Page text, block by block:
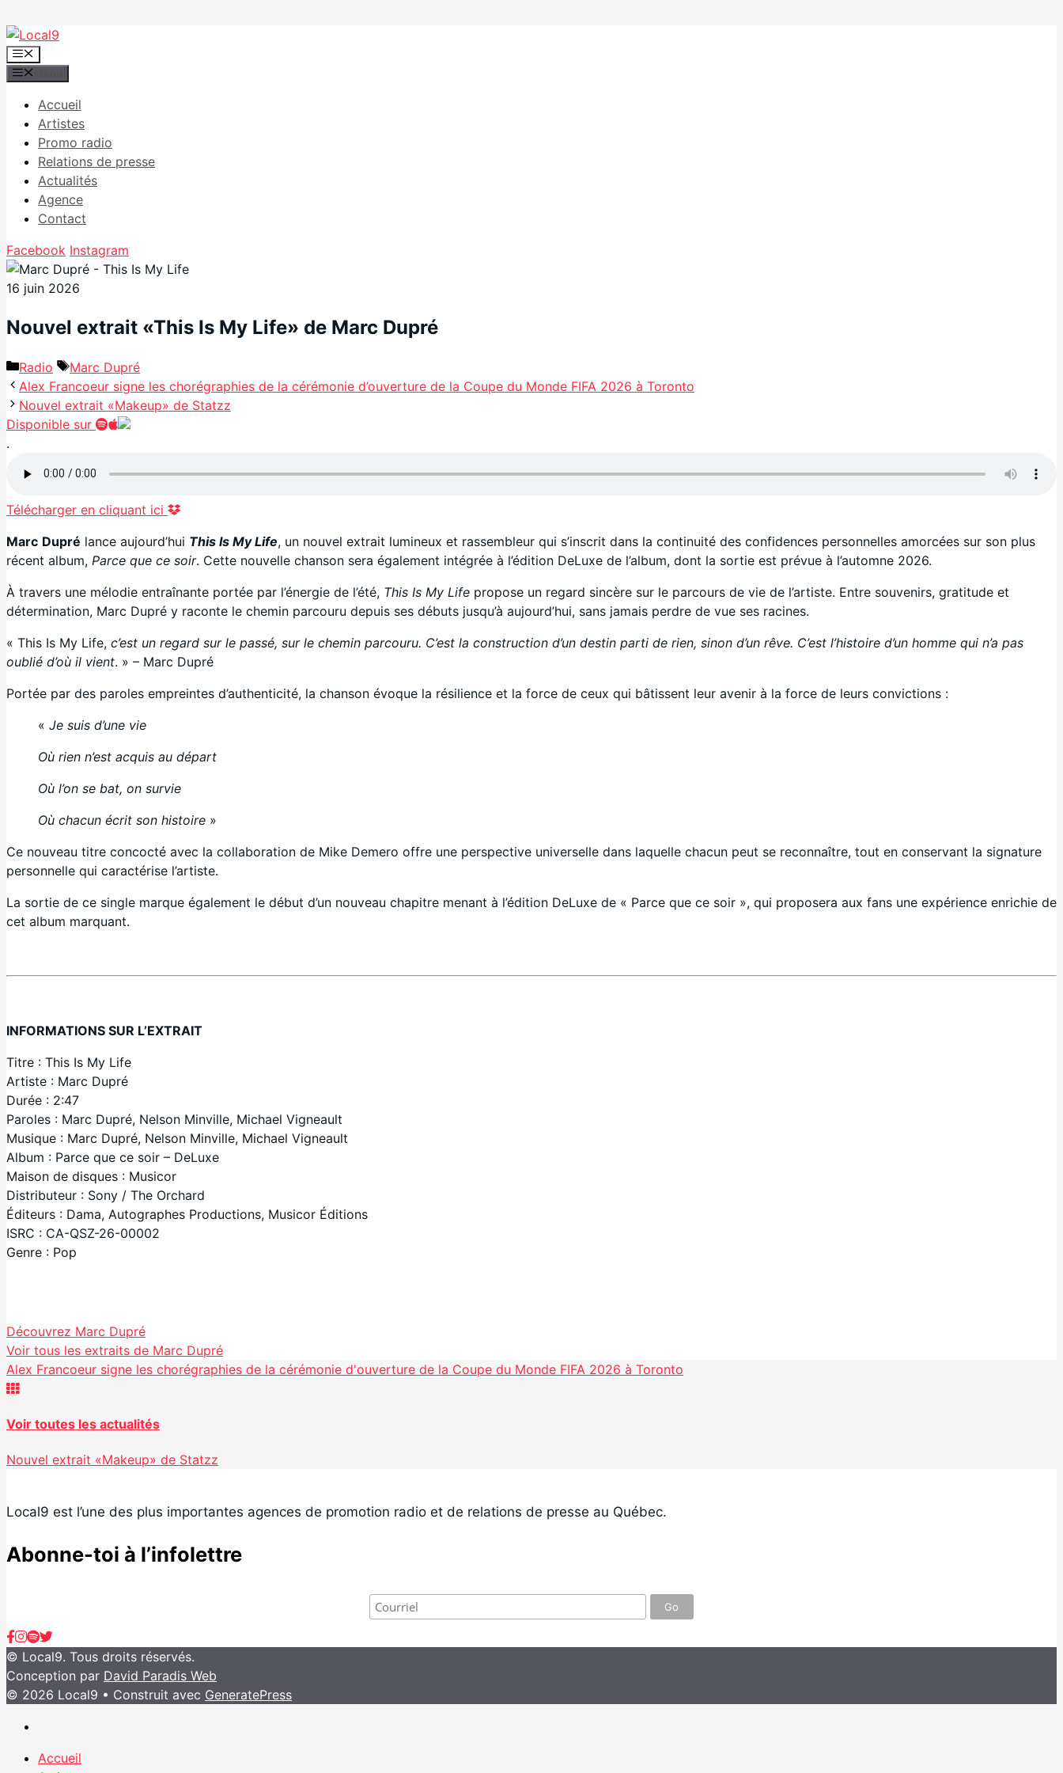
Aller
au
contenu
Menu
Accueil
Artistes
Promo radio
Relations de presse
Actualités
Agence
Contact
Facebook Instagram
16 juin 2026
Nouvel extrait «This Is My Life» de Marc Dupré
Catégories
Radio Étiquettes
Marc Dupré
Alex Francoeur signe les chorégraphies de la cérémonie d’ouverture de la Coupe du Monde FIFA 2026 à Toronto
Nouvel extrait «Makeup» de Statzz
Disponible sur
.
Télécharger en cliquant ici
Marc Dupré lance aujourd’hui This Is My Life, un nouvel extrait lumineux et rassembleur qui s’inscrit dans la continuité des confidences personnelles amorcées sur son plus
récent album, Parce que ce soir. Cette nouvelle chanson sera également intégrée à l’édition DeLuxe de l’album, dont la sortie est prévue à l’automne 2026.
À travers une mélodie entraînante portée par l’énergie de l’été, This Is My Life propose un regard sincère sur le parcours de vie de l’artiste. Entre souvenirs, gratitude et
détermination, Marc Dupré y raconte le chemin parcouru depuis ses débuts jusqu’à aujourd’hui, sans jamais perdre de vue ses racines.
« This Is My Life, c’est un regard sur le passé, sur le chemin parcouru. C’est la construction d’un destin parti de rien, sinon d’un rêve. C’est l’histoire d’un homme qui n’a pas
oublié d’où il vient. » – Marc Dupré
Portée par des paroles empreintes d’authenticité, la chanson évoque la résilience et la force de ceux qui bâtissent leur avenir à la force de leurs convictions :
« Je suis d’une vie
Où rien n’est acquis au départ
Où l’on se bat, on survie
Où chacun écrit son histoire »
Ce nouveau titre concocté avec la collaboration de Mike Demero offre une perspective universelle dans laquelle chacun peut se reconnaître, tout en conservant la signature
personnelle qui caractérise l’artiste.
La sortie de ce single marque également le début d’un nouveau chapitre menant à l’édition DeLuxe de « Parce que ce soir », qui proposera aux fans une expérience enrichie de
cet album marquant.
INFORMATIONS SUR L’EXTRAIT
Titre : This Is My Life
Artiste : Marc Dupré
Durée : 2:47
Paroles : Marc Dupré, Nelson Minville, Michael Vigneault
Musique : Marc Dupré, Nelson Minville, Michael Vigneault
Album : Parce que ce soir – DeLuxe
Maison de disques : Musicor
Distributeur : Sony / The Orchard
Éditeurs : Dama, Autographes Productions, Musicor Éditions
ISRC : CA-QSZ-26-00002
Genre : Pop
Partager
Découvrez Marc Dupré
Voir tous les extraits de Marc Dupré
Alex Francoeur signe les chorégraphies de la cérémonie d'ouverture de la Coupe du Monde FIFA 2026 à Toronto
Voir toutes les actualités
Nouvel extrait «Makeup» de Statzz
Local9 est l’une des plus importantes agences de promotion radio et de relations de presse au Québec.
Abonne-toi à l’infolettre
© Local9. Tous droits réservés.
Conception par David Paradis Web
© 2026 Local9 • Construit avec GeneratePress
Accueil